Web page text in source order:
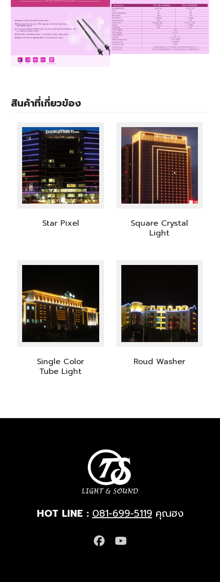
สินค้าที่เกี่ยวข้อง
Star Pixel
Square Crystal
Light
Single Color
Tube Light
Roud Washer
HOT LINE : 081-699-5119 คุณฮง
Facebook
YouTube